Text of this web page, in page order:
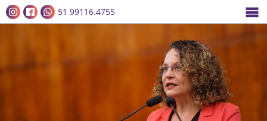
51 99116.4755